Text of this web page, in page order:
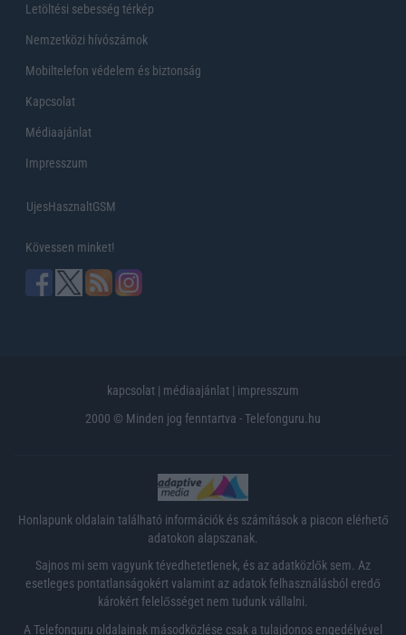
Letöltési sebesség térkép
Nemzetközi hívószámok
Mobiltelefon védelem és biztonság
Kapcsolat
Médiaajánlat
Impresszum
UjesHasznaltGSM
Kövessen minket!
kapcsolat | médiaajánlat | impresszum
2000 © Minden jog fenntartva - Telefonguru.hu
Honlapunk oldalain található információk és számítások a piacon elérhető
adatokon alapszanak.
Sajnos mi sem vagyunk tévedhetetlenek, és az adatközlők sem. Az
esetleges pontatlanságokért valamint az adatok felhasználásból eredő
károkért felelősséget nem tudunk vállalni.
A Telefonguru oldalainak másodközlése csak a tulajdonos engedélyével